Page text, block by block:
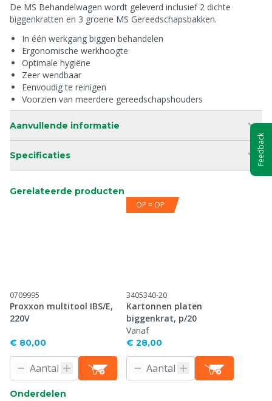
De MS Behandelwagen wordt geleverd inclusief 2 dichte
biggenkratten en 3 groene MS Gereedschapsbakken.
In één werkgang biggen behandelen
Ergonomische werkhoogte
Optimale hygiëne
Zeer wendbaar
Eenvoudig te reinigen
Voorzien van meerdere gereedschapshouders
Aanvullende informatie
Specificaties
Gerelateerde producten
0709995
Proxxon multitool IBS/E,
220V
€ 80,00
OP = OP
3405340-20
Kartonnen platen
biggenkrat, p/20
Vanaf
€ 28,00
Onderdelen
Feedback